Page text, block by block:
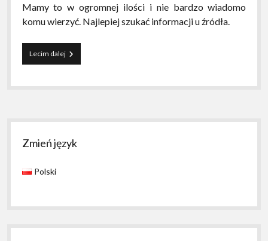
Mamy to w ogromnej ilości i nie bardzo wiadomo
komu wierzyć. Najlepiej szukać informacji u źródła.
Lecim dalej„Skąd
brać
o
nas
w
Sidebar
Zmień język
Polski